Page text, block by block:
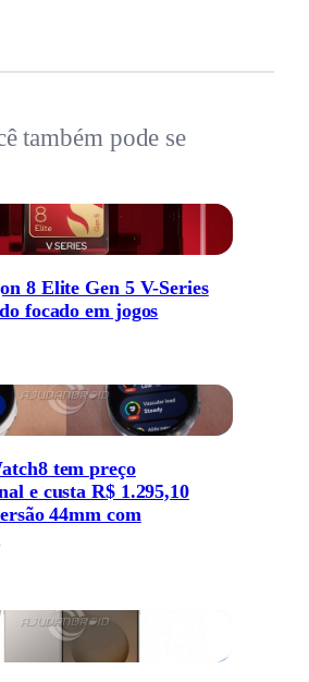
também pode se
8 Elite Gen 5 V-Series
focado em jogos
tem preço
e custa R$ 1.295,10
44mm com